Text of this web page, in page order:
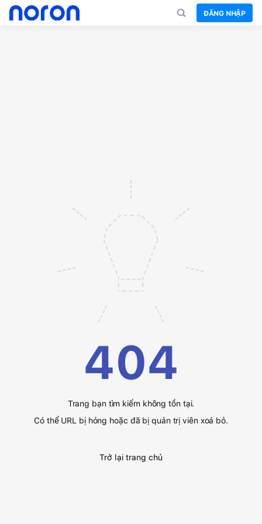
ĐĂNG NHẬP
404
Trang bạn tìm kiếm không tồn tại.
Có thể URL bị hỏng hoặc đã bị quản trị viên xoá bỏ.
Trở lại trang chủ